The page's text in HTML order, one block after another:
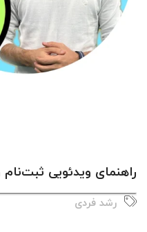
راهنمای ویدئویی ثبت‌نام
رشد فردی